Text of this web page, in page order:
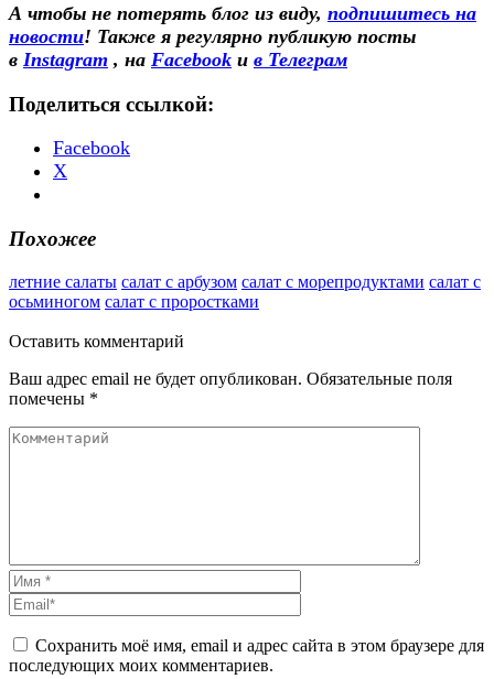
А чтобы не потерять блог из виду, подпишитесь на
новости! Также я регулярно публикую посты
в Instagram , на Facebook и в Телеграм
Поделиться ссылкой:
Facebook
X
Похожее
летние салаты салат с арбузом салат с морепродуктами салат с
осьминогом салат с проростками
Оставить комментарий
Ваш адрес email не будет опубликован. Обязательные поля
помечены *
Сохранить моё имя, email и адрес сайта в этом браузере для
последующих моих комментариев.